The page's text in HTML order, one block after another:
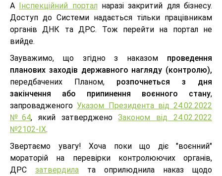
А Інспекційний порталнаразі закритий для бізнесу.
Доступ до Системи надається тільки працівникам
органів ДНК та ДРС. Тож перейти на портал не
вийде.
Зауважимо, що згідно з наказом проведення
планових заходів державного нагляду (контролю),
передбачених Планом, розпочнеться з дня
закінчення або припинення воєнного стану,
запровадженогоУказом Президента від 24.02.2022
№64, який затвердженоЗаконом від 24.02.2022
№2102-IX.
Звертаємо увагу! Хоча поки що діє "воєнний"
мораторій на перевірки контролюючих органів,
ДРС затвердила та оприлюднила наказ щодо